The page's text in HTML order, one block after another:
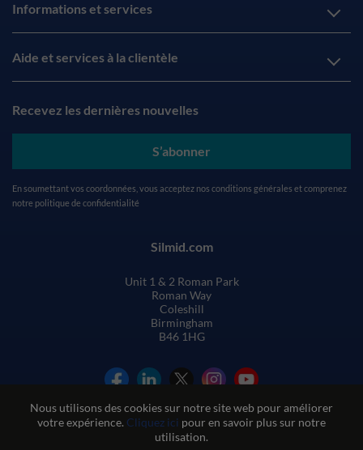
Nous utilisons des cookies sur notre site web pour améliorer
votre expérience. Cliquez ici pour en savoir plus sur notre
utilisation.
Informations et services
Aide et services à la clientèle
Recevez les dernières nouvelles
S’abonner
En soumettant vos coordonnées, vous acceptez nos conditions générales et comprenez
notre politique de confidentialité
Silmid.com
Unit 1 & 2 Roman Park
Roman Way
Coleshill
Birmingham
B46 1HG